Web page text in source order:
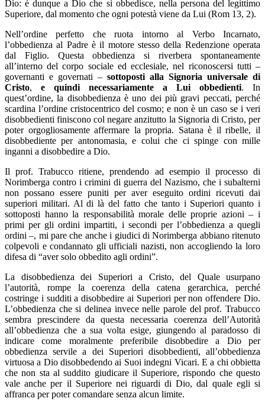
Dio: è dunque a Dio che si obbedisce, nella persona del legittimo
Superiore, dal momento che ogni potestà viene da Lui (Rom 13, 2).
Nell’ordine perfetto che ruota intorno al Verbo Incarnato,
l’obbedienza al Padre è il motore stesso della Redenzione operata
dal Figlio. Questa obbedienza si riverbera spontaneamente
all’interno del corpo sociale ed ecclesiale, nel riconoscersi tutti –
governanti e governati – sottoposti alla Signoria universale di
Cristo, e quindi necessariamente a Lui obbedienti. In
quest’ordine, la disobbedienza è uno dei più gravi peccati, perché
scardina l’ordine cristocentrico del cosmo; e non è un caso se i veri
disobbedienti finiscono col negare anzitutto la Signoria di Cristo, per
poter orgogliosamente affermare la propria. Satana è il ribelle, il
disobbediente per antonomasia, e colui che ci spinge con mille
inganni a disobbedire a Dio.
Il prof. Trabucco ritiene, prendendo ad esempio il processo di
Norimberga contro i crimini di guerra del Nazismo, che i subalterni
non possano essere puniti per aver eseguito ordini ricevuti dai
superiori militari. Al di là del fatto che tanto i Superiori quanto i
sottoposti hanno la responsabilità morale delle proprie azioni – i
primi per gli ordini impartiti, i secondi per l’obbedienza a quegli
ordini –, mi pare che anche i giudici di Norimberga abbiano ritenuto
colpevoli e condannato gli ufficiali nazisti, non accogliendo la loro
difesa di “aver solo obbedito agli ordini”.
La disobbedienza dei Superiori a Cristo, del Quale usurpano
l’autorità, rompe la coerenza della catena gerarchica, perché
costringe i sudditi a disobbedire ai Superiori per non offendere Dio.
L’obbedienza che si delinea invece nelle parole del prof. Trabucco
sembra prescindere da questa necessaria coerenza dell’Autorità
all’obbedienza che a sua volta esige, giungendo al paradosso di
indicare come moralmente preferibile disobbedire a Dio per
obbedienza servile a dei Superiori disobbedienti, all’obbedienza
virtuosa a Dio disobbedendo ai Suoi indegni Vicari. E a chi obbietta
che non sta al suddito giudicare il Superiore, rispondo che questo
vale anche per il Superiore nei riguardi di Dio, dal quale egli si
affranca per poter comandare senza alcun limite.